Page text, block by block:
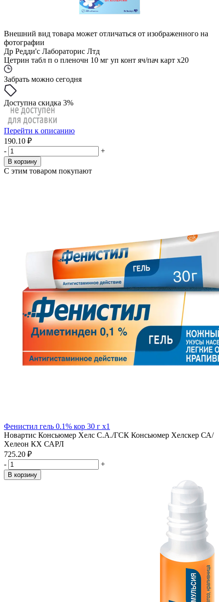
Внешний вид товара может отличаться от изображенного на
фотографии
Др Редди'с Лабораторис Лтд
Цетрин табл п о пленочн 10 мг уп конт яч/пач карт x20
Забрать можно сегодня
Доступна скидка 3%
Перейти к описанию
190.10 ₽
-
+
В корзину
С этим товаром покупают
Фенистил гель 0.1% кор 30 г x1
Новартис Консьюмер Хелс С.А./ГСК Консьюмер Хелскер СА/
Хелеон КХ САРЛ
725.20 ₽
-
+
В корзину